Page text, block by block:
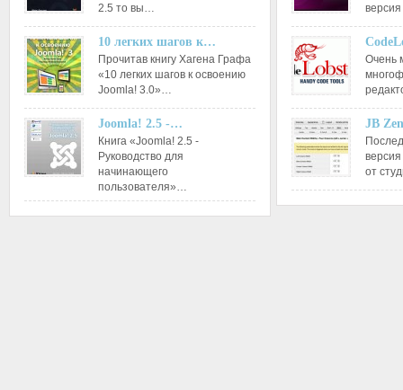
2.5 то вы…
10 легких шагов к…
Прочитав книгу Хагена Графа
«10 легких шагов к освоению
Joomla! 3.0»…
Joomla! 2.5 -…
Книга «Joomla! 2.5 -
Руководство для
начинающего
пользователя»…
Очень
JB
от